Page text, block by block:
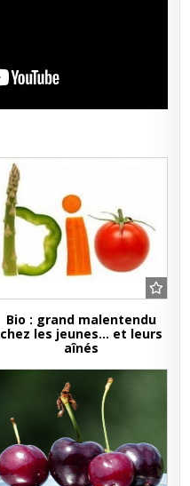
Bio : grand malentendu
chez les jeunes… et leurs
aînés